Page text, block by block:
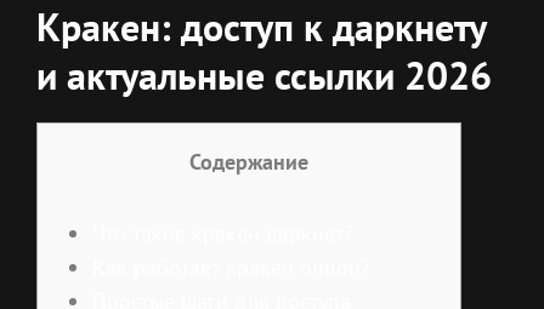
Кракен: доступ к даркнету
и актуальные ссылки 2026
Содержание